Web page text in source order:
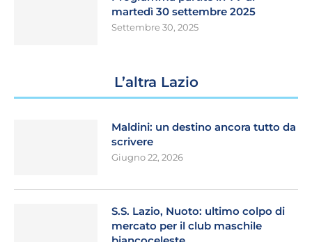
martedì 30 settembre 2025
Settembre 30, 2025
L’altra Lazio
Maldini: un destino ancora tutto da
scrivere
Giugno 22, 2026
S.S. Lazio, Nuoto: ultimo colpo di
mercato per il club maschile